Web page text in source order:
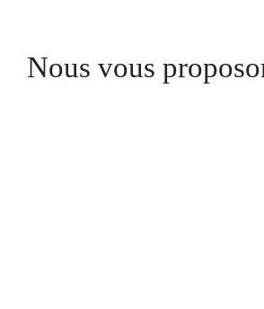
Nous vous